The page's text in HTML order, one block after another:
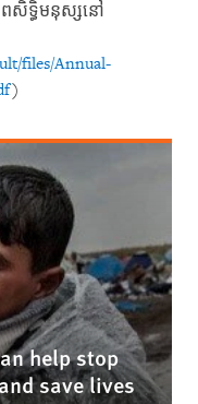
ពសិទ្ធិមនុស្សនៅ
files/Annual-
)
help stop
save lives